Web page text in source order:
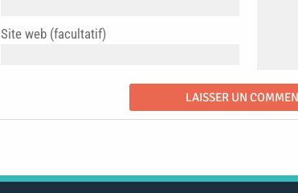
Site web (facultatif)